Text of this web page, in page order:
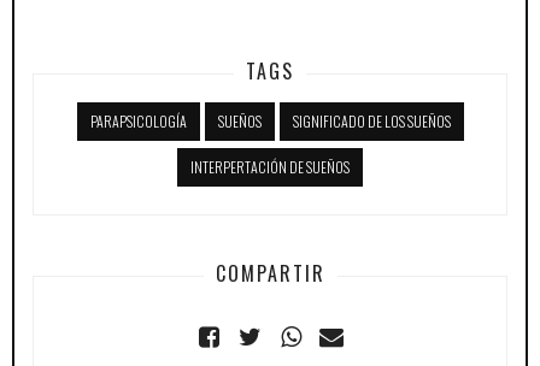
TAGS
PARAPSICOLOGÍA SUEÑOS SIGNIFICADO DE LOS SUEÑOS
INTERPERTACIÓN DE SUEÑOS
COMPARTIR